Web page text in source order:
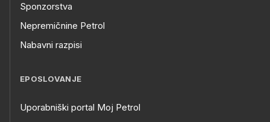
Sponzorstva
Nepremičnine Petrol
Nabavni razpisi
EPOSLOVANJE
Uporabniški portal Moj Petrol